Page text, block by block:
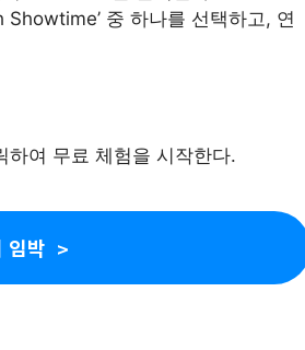
중 하나를 선택하고, 연
하여 무료 체험을 시작한다.
임박